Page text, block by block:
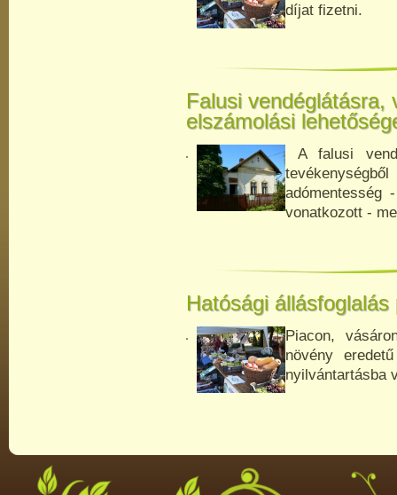
díjat fizetni.
Falusi vendéglátásra,
elszámolási
A falusi
adómentesség
vonatkozott -
Hatósági
Piacon,
növény
nyilvántartásba